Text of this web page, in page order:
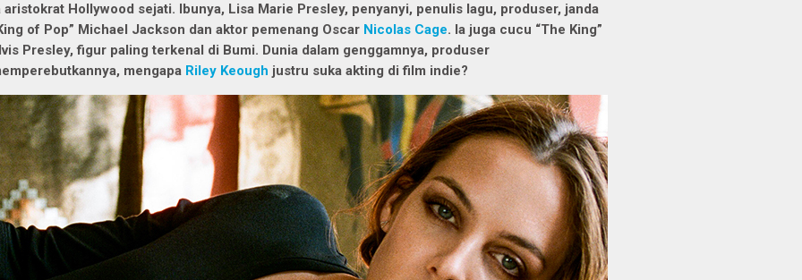
aristokrat Hollywood sejati. Ibunya, Lisa Marie Presley, penyanyi, penulis lagu, produser, janda
of Pop” Michael Jackson dan aktor pemenang Oscar Nicolas Cage. Ia juga cucu “The King”
Presley, figur paling terkenal di Bumi. Dunia dalam genggamnya, produser
mengapa Riley Keough justru suka akting di film indie?